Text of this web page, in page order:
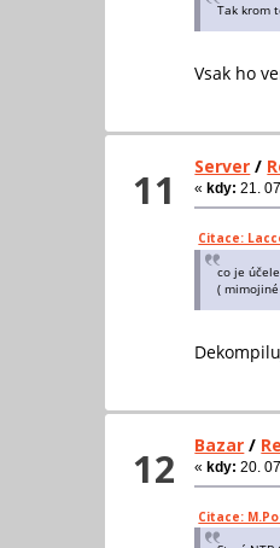
Tak krom
Vsak ho
11 Server /
« kdy: 21.
Citace:
co je
(
12 Bazar /
«kdy: 20.
Citace: